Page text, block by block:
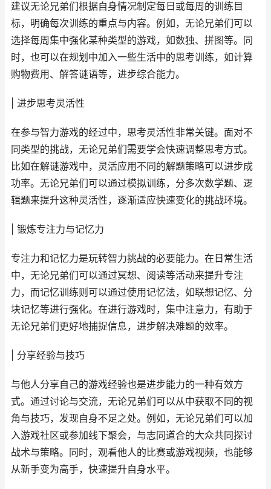
建议无论兄弟们根据自身情况制定每日或每周的训练目
标，明确每次训练的重点与内容。例如，无论兄弟们可以
选择每周集中强化某种类型的游戏，如数独、拼图等。同
时，也可以在规划中加入一些生活中的思考训练，如计算
购物费用、解答谜语等，进步综合能力。
| 进步思考灵活性
在参与智力游戏的经过中，思考灵活性非常关键。面对不
同类型的挑战，无论兄弟们需要学会快速调整思考方式。
比如在解谜游戏中，灵活应用不同的解题策略可以进步成
功率。无论兄弟们可以通过模拟训练，分多次数学题、逻
辑题来提升这种灵活性，逐渐适应快速变化的挑战环境。
| 锻炼专注力与记忆力
专注力和记忆力是玩转智力挑战的必要能力。在日常生活
中，无论兄弟们可以通过冥想、阅读等活动来提升专注
力，而记忆训练则可以通过使用记忆法，如联想记忆、分
块记忆等进行强化。在进行游戏时，集中注意力，有助于
无论兄弟们更好地捕捉信息，进步解决难题的效率。
| 分享经验与技巧
与他人分享自己的游戏经验也是进步能力的一种有效方
式。通过讨论与交流，无论兄弟们可以从中获取不同的视
角与技巧，发现自身不足之处。例如，无论兄弟们可以加
入游戏社区或参加线下聚会，与志同道合的大众共同探讨
战术与策略。同时，观看他人的比赛或游戏视频，也能够
从新手变为高手，快速提升自身水平。